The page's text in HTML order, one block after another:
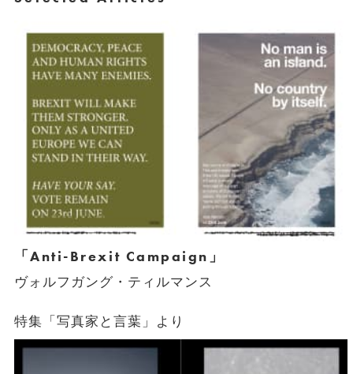
「Anti-Brexit Campaign」
ヴォルフガング・ティルマンス
特集「写真家と言葉」より